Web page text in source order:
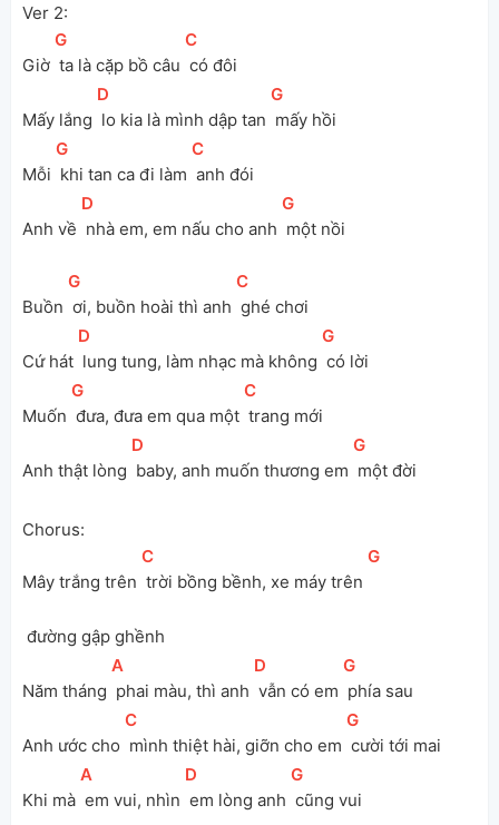
Ver 2:
Giờ
[
G
ta là cặp bồ câu
[
C
có đôi
Mấy lắng
[D
lo kia là mình dập tan
[
G
mấy hồi
Mỗi
[
G
khi tan ca đi làm
[
C
anh đói
Anh về
[D
nhà em, em nấu cho anh
[
G
một nồi
Buồn
[
G
ơi, buồn hoài thì anh
[
C
ghé chơi
Cứ hát
[D
lung tung, làm nhạc mà không
[
G
có lời
Muốn
[
G
đưa, đưa em qua một
[
C
trang mới
Anh thật lòng
[D
baby, anh muốn thương em
[
G
một đời
Chorus:
Mây trắng trên
[
C
trời bồng bềnh, xe máy trên
[
G
đường gập ghềnh
Năm tháng
[
A
phai màu, thì anh
[D
vẫn có em
[
G
phía sau
Anh ước cho
[
C
mình thiệt hài, giỡn cho em
[
G
cười tới mai
Khi mà
[
A
em vui, nhìn
[D
em lòng anh
[
G
cũng vui